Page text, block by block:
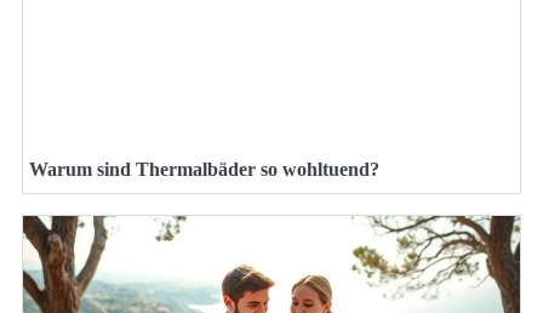
Warum sind Thermalbäder so wohltuend?